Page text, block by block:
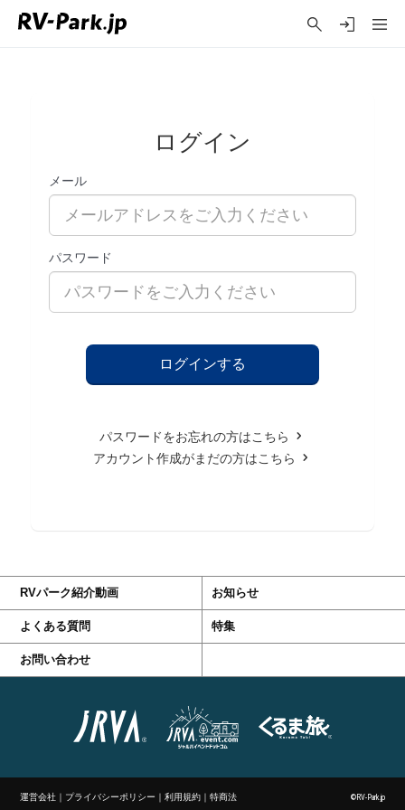
ログイン
メール
パスワード
パスワードをお忘れの方はこちら
アカウント作成がまだの方はこちら
RVパーク紹介動画 お知らせ
よくある質問 特集
お問い合わせ
運営会社 ｜ プライバシーポリシー ｜利用規約 ｜特商法 ©RV-Park.jp